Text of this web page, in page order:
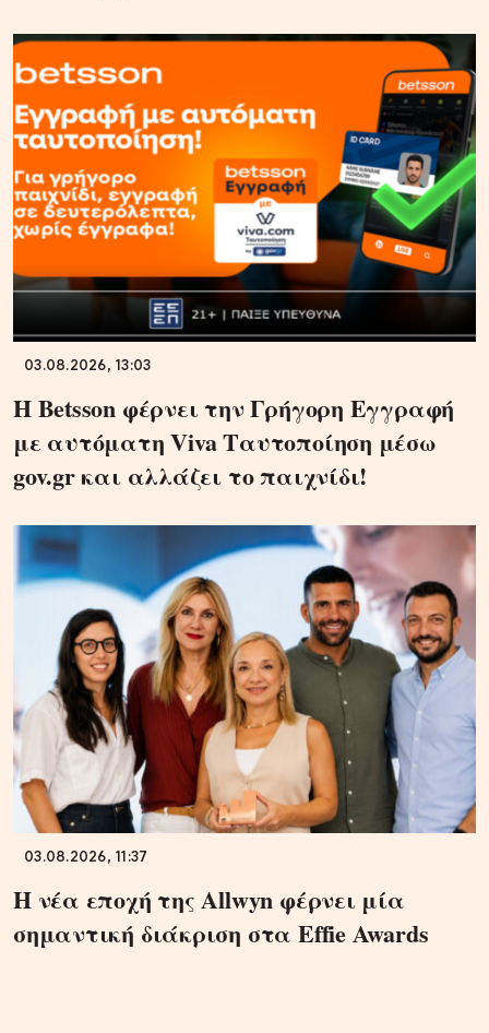
03.08.2026, 13:03
Η Betsson φέρνει την Γρήγορη Εγγραφή
με αυτόματη Viva Ταυτοποίηση μέσω
gov.gr και αλλάζει το παιχνίδι!
03.08.2026, 11:37
Η νέα εποχή της Allwyn φέρνει μία
σημαντική διάκριση στα Effie Awards